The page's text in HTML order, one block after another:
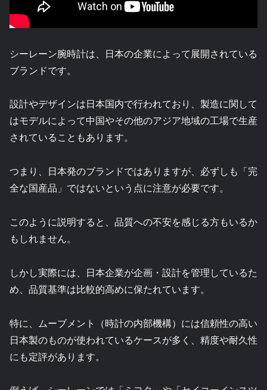
シーレーン腕時計は、日本の企業によって展開されている
ブランドです。
設計やデザインは日本国内で行われており、製造に関して
はモデルによって中国やその他のアジア地域の工場で生産
されていることもあります。
つまり、日本発のブランドではありますが、必ずしも「完
全な国産品」ではないという点に注意が必要です。
このように説明すると、品質への不安を感じる方もいるか
もしれません。
しかし実際には、日本企業が企画・設計を管理しているた
め、品質基準は比較的高めに保たれています。
特に、ムーブメント（時計の内部機構）には信頼性の高い
日本製のものが使われているケースが多く、精度や耐久性
にも定評があります。